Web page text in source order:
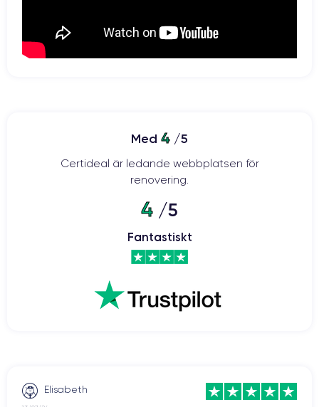
Med 4 /5
Certideal är ledande webbplatsen för
renovering.
4 /5
Fantastiskt
Elisabeth